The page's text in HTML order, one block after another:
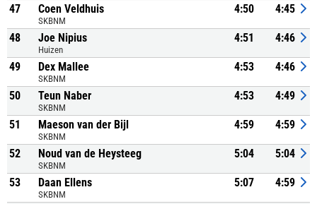
47 Coen Veldhuis
SKBNM
4:50 4:45
48 Joe Nipius
Huizen
4:51 4:46
49 Dex Mallee
SKBNM
4:53 4:46
50 Teun Naber
SKBNM
4:53 4:49
51 Maeson van der Bijl
SKBNM
4:59 4:59
52 Noud van de Heysteeg
SKBNM
5:04 5:04
53 Daan Ellens
SKBNM
5:07 4:59